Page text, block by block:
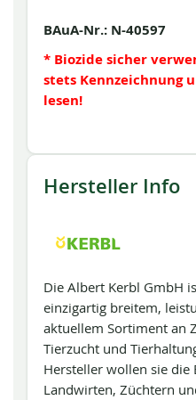
BAuA-Nr.: N-40597
* Biozide sicher
stets Kennzeichnung
lesen!
Hersteller Info
Die Albert Kerbl GmbH
einzigartig breitem,
aktuellem Sortiment an
Tierzucht und
Hersteller wollen sie die
Landwirten, Züchtern